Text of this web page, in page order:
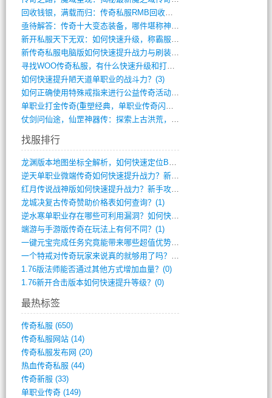
回收钱银，满载而归：传奇私服RMB回收装(548)
亟待解答：传奇十大变态装备，哪件堪称神器(347)
新开私服天下无双：如何快速升级，称霸服务(681)
新传奇私服电脑版如何快速提升战力与刷装备(835)
寻找WOO传奇私服，有什么快速升级和打宝(864)
如何快速提升陋天道单职业的战斗力？(3)
如何正确使用特殊戒指来进行公益传奇活动？(10)
单职业打金传奇(重塑经典，单职业传奇闪耀(10)
仗剑问仙途，仙罡神器传：探索上古洪荒，揭(813)
找服排行
龙渊版本地图坐标全解析，如何快速定位BO(3)
逆天单职业微端传奇如何快速提升战力？新手(2)
红月传说战神版如何快速提升战力？新手攻略(2)
龙城决复古传奇赞助价格表如何查询？(1)
逆水寒单职业存在哪些可利用漏洞？如何快速(1)
端游与手游版传奇在玩法上有何不同？(1)
一键元宝完成任务究竟能带来哪些超值优势？(0)
一个特戒对传奇玩家来说真的就够用了吗？(0)
1.76版法师能否通过其他方式增加血量？(0)
1.76新开合击版本如何快速提升等级？(0)
最热标签
传奇私服 (650)
传奇私服网站(14)
传奇私服发布网 (20)
热血传奇私服 (44)
传奇新服 (33)
单职业传奇(149)